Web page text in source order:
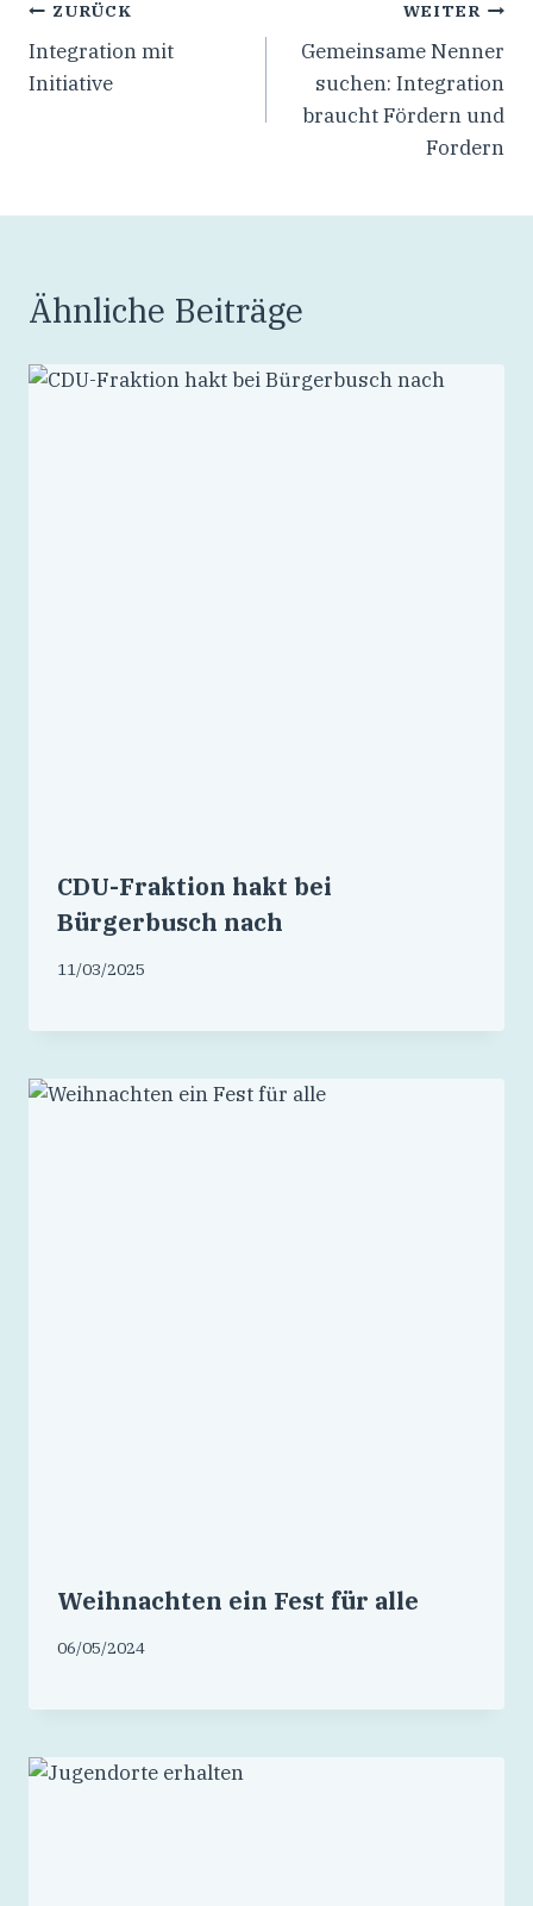
ZURÜCK
Integration mit
Initiative
WEITER
Gemeinsame Nenner
suchen: Integration
braucht Fördern und
Fordern
Ähnliche Beiträge
CDU-Fraktion hakt bei
Bürgerbusch nach
11/03/2025
Weihnachten ein Fest für alle
06/05/2024